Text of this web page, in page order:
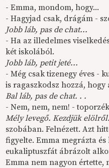
- Emma, mondom, hogy...
- Hagyjad csak, drágám -
Jobb láb, pas de chat...
- Ha az illedelmes
két iskolából.
Jobb láb, petit jeté...
- Még csak tizenegy éves -
is ragaszkodsz hozzá,
Bal láb, pas de chat. . .
- Nem, nem, nem! -
Mély levegő. Kezdjük
szobában. Felnézett. Azt
figyelte. Emma megrázta
eukaliptusz­fát ábrázolt
Emma nem nagyon értette,